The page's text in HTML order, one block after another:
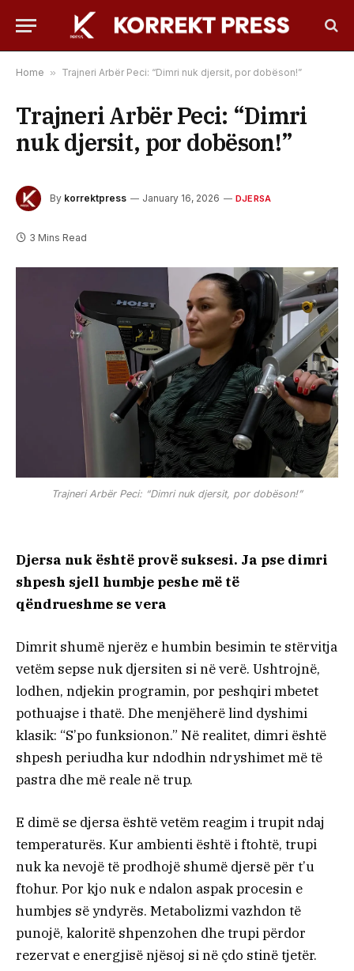
Home » Trajneri Arbër Peci: “Dimri nuk djersit, por dobëson!”
Trajneri Arbër Peci: “Dimri
nuk djersit, por dobëson!”
By korrektpress January 16, 2026 DJERSA
3 Mins Read
Trajneri Arbër Peci: “Dimri nuk djersit, por dobëson!”
Djersa nuk është provë suksesi. Ja pse dimri
shpesh sjell humbje peshe më të
qëndrueshme se vera
Dimrit shumë njerëz e humbin besimin te stërvitja
vetëm sepse nuk djersiten si në verë. Ushtrojnë,
lodhen, ndjekin programin, por peshqiri mbetet
pothuajse i thatë. Dhe menjëherë lind dyshimi
klasik: “S’po funksionon.” Në realitet, dimri është
shpesh periudha kur ndodhin ndryshimet më të
pastra dhe më reale në trup.
E dimë se djersa është vetëm reagim i trupit ndaj
temperaturës. Kur ambienti është i ftohtë, trupi
nuk ka nevojë të prodhojë shumë djersë për t’u
ftohur. Por kjo nuk e ndalon aspak procesin e
humbjes së yndyrës. Metabolizmi vazhdon të
punojë, kaloritë shpenzohen dhe trupi përdor
rezervat e energjisë njësoj si në çdo stinë tjetër.